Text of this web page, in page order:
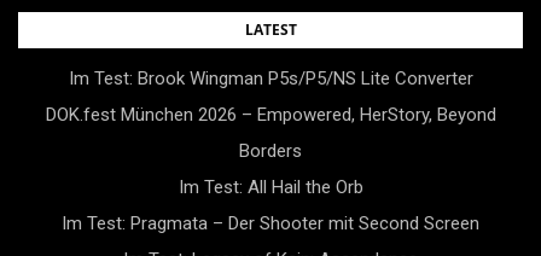
Skip
LATEST
Im Test: Brook Wingman P5s/P5/NS Lite Converter
DOK.fest München 2026 – Empowered, HerStory, Beyond
Borders
Im Test: All Hail the Orb
Im Test: Pragmata – Der Shooter mit Second Screen